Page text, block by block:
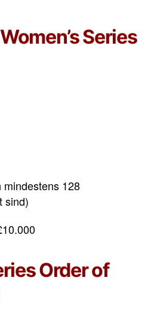
Series
mindestens 128
sind)
Order of